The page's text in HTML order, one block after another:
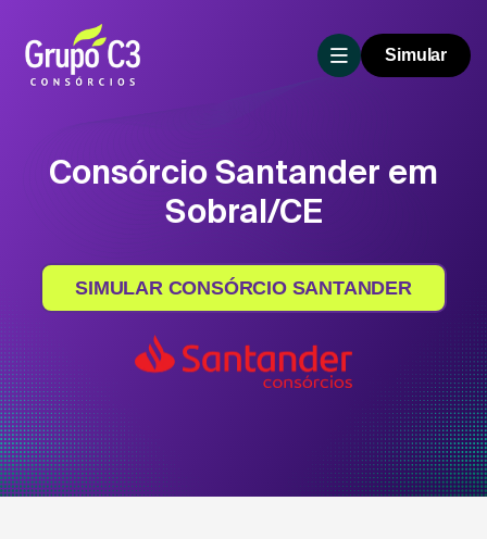
Simular
Consórcio Santander em
Sobral/CE
SIMULAR CONSÓRCIO SANTANDER